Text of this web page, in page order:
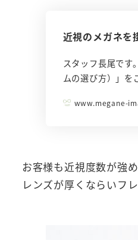
近視のメガネを
スタッフ長尾です
ムの選び方）」
www.megane-
お客様も近視度数が強
レンズが厚くならいフ